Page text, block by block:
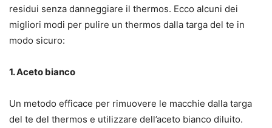
residui senza danneggiare il thermos. Ecco alcuni dei
migliori modi per pulire un thermos dalla targa del te in
modo sicuro:
1. Aceto bianco
Un metodo efficace per rimuovere le macchie dalla targa
del te del thermos e utilizzare dell’aceto bianco diluito.